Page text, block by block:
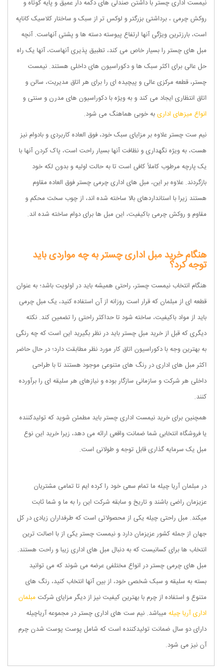
نیمست اداری چستر با داشتن صندلی های دکمه دار عمیق و پایه کوتاه و
روکش چرمی ، برداشتی بزرگتر و لوکس تر از سبک و ساختار کلاسیک کاناپه
است، بارزترین ویژگی آنها ارتفاع پیوسته دسته ها و پشتی آنهاست. آنچه
مبل های چستر را بسیار خاص می کند، تطبیق پذیری آنهاست، آنها یک راه
حل عالی برای اکثر سبک ها و دکوراسیون های داخلی هستند. نیمست
چستر، قطعه مرکزی عالی و پیچیده ای را برای هر اتاق مدیریت، سالن و
اتاق انتظاری ایجاد می کند و به ویژه با دکوراسیون های مدرن و سنتی و
انواع میزهای اداریبه خوبی هماهنگ می شود.
نیم ست چستر علاوه بر مزایای سبک خود، فوق العاده کاربردی و بادوام نیز
هست، به ویژه نگهداری و نظافت آنها بسیار راحت است، پاک کردن آنها با
یک پارچه مرطوب کاملاً کافی است تا به حالت اولیه و بدون لکه خود
بازگردند. علاوه بر این، مبل های اداری چرمی چستر فوق العاده مقاوم
هستند زیرا با استانداردهای بالا ساخته شده اند، از چوب سخت محکم و
مقاوم و روکش چرمی باکیفیت، این مبل ها برای دوام ساخته شده اند.
هنگام خرید مبل اداری چستر به چه مواردی باید
توجه کرد؟
هنگام انتخاب نیمست چستر، راحتی همیشه باید در اولویت باشد؛ به عنوان
قطعه ای از مبلمان که قرار است روزانه از آن استفاده کنید، یک مبل چرمی
باید از مواد باکیفیت، ساخته شود تا حداکثر راحتی را تضمین کند. نکته
دیگری که قبل از خرید مبل چستر باید در نظر بگیرید این است که چه رنگی
به بهترین وجه با دکوراسیون اتاق کار مورد نظر مطابقت دارد؛ در حال حاضر
اکثر مبل های اداری در رنگ های متنوعی موجود هستند تا با طراحی
داخلی هر شرکت و سازمانی سازگار بوده و نیازهای هر سلیقه ای را برآورده
کنند.
همچنین برای خرید نیمست اداری چستر باید مطمئن شوید که تولیدکننده
یا فروشگاه انتخابی شما ضمانت واقعی ارائه می دهد، زیرا خرید این نوع
مبل یک سرمایه گذاری قابل توجه و طولانی است.
در مبلمان آریا چیله ما تمام سعی خود را کرده ایم تا تمامی مشتریان
عزیزمان راضی باشند و تاریخ و سابقه شرکت این را به ما و شما ثابت
میکند. مبل راحتی چیله یکی از محصولاتی است که طرفداران زیادی در کل
جهان از جمله کشور عزیزمان دارد و نیمست چستر یکی از با اصالت ترین
انتخاب ها برای کسانیست که به دنبال مبل های اداری زیبا و راحت هستند.
مبل های چرمی چستر در انواع مختلفی عرضه می شوند که می توانید
بسته به سلیقه و سبک شخصی خود، از بین آنها انتخاب کنید، رنگ های
متنوع و استفاده از چرم با بهترین کیفیت نیز از دیگر مزایای شرکت مبلمان
اداری آریا چیله میباشد. نیم ست های اداری چستر در مجموعه آریاچیله
دارای دو سال ضمانت تولیدکننده است که شامل پوست پوست شدن چرم
آن نیز می شود.